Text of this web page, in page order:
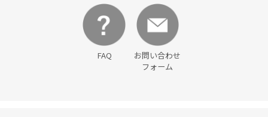
FAQ
お問い合わせ
フォーム